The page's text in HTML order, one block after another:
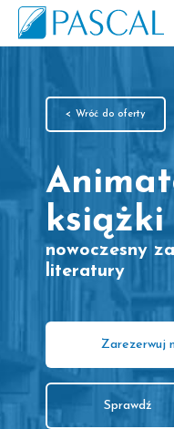
< Wróć do oferty
książki
nowoczesny
literatury
Zarezerwuj
Sprawdź